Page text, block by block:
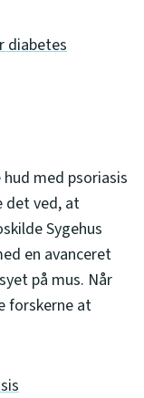
diabetes
med psoriasis
det ved, at
Sygehus
en avanceret
på mus. Når
forskerne at